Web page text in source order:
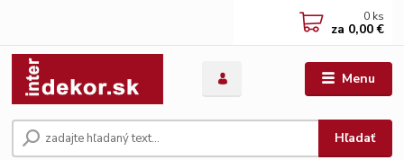
Menu
Hľadať
0 ks
za 0,00 €